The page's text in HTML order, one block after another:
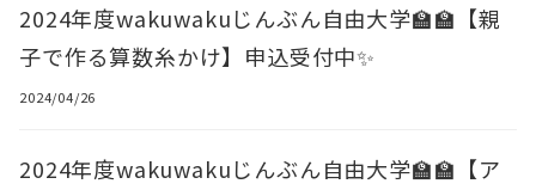
2024年度wakuwakuじんぶん自由大学🏫🏫【親
子で作る算数糸かけ】申込受付中✨
2024/04/26
2024年度wakuwakuじんぶん自由大学🏫🏫【ア